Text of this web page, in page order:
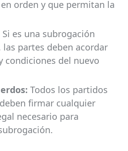
orden y que permitan la
Si es una subrogación
las partes deben acordar
condiciones del nuevo
Todos los partidos
firmar cualquier
necesario para